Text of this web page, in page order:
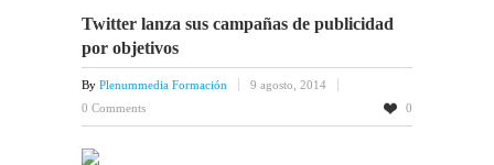
Twitter lanza sus campañas de publicidad
por objetivos
By Plenummedia Formación
9 agosto, 2014
0 Comments
0